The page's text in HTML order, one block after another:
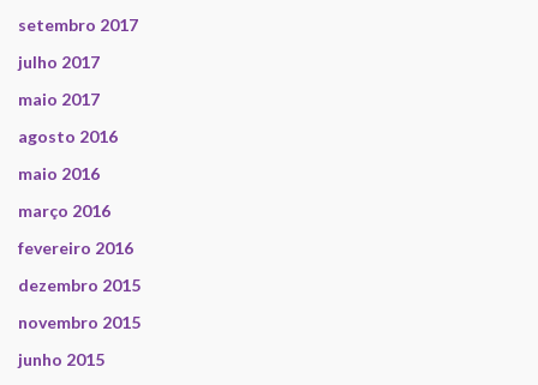
setembro 2017
julho 2017
maio 2017
agosto 2016
maio 2016
março 2016
fevereiro 2016
dezembro 2015
novembro 2015
junho 2015